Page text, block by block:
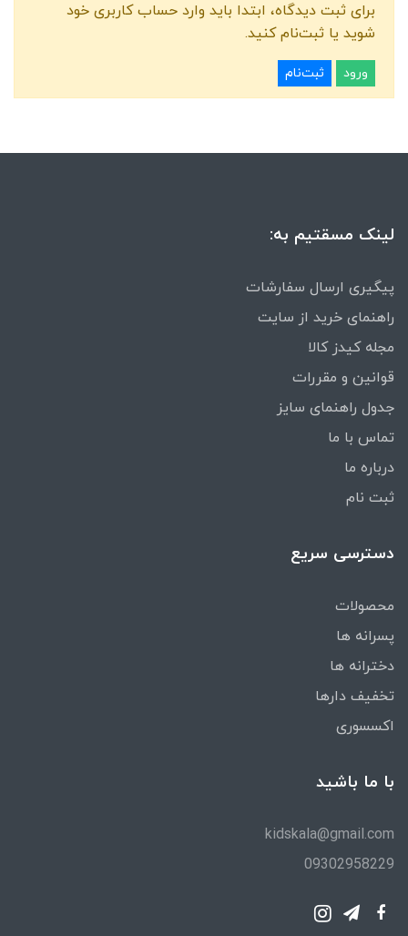
برای ثبت دیدگاه، ابتدا باید وارد حساب کاربری خود
شوید یا ثبت‌نام کنید.
ورود ثبت‌نام
لینک مسقتیم به:
پیگیری ارسال سفارشات
راهنمای خرید از سایت
مجله کیدز کالا
قوانین و مقررات
جدول راهنمای سایز
تماس با ما
درباره ما
ثبت نام
دسترسی سریع
محصولات
پسرانه ها
دخترانه ها
تخفیف دارها
اکسسوری
با ما باشید
kidskala@gmail.com
09302958229